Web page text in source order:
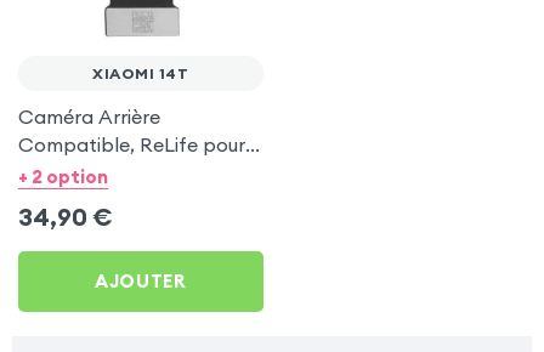
XIAOMI 14T
Caméra Arrière
Compatible, ReLife pour
Xiaomi 14T
+ 2 option
34,90 €
AJOUTER